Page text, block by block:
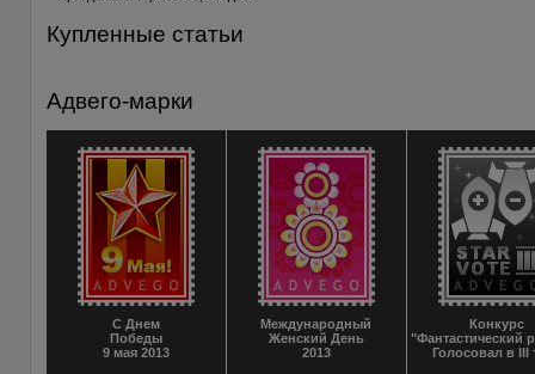
Купленные статьи
Адвего-марки
С Днем
Победы
9 мая 2013
Международный
Женский День
2013
Конкурс
"Фантастический
Голосовал в III